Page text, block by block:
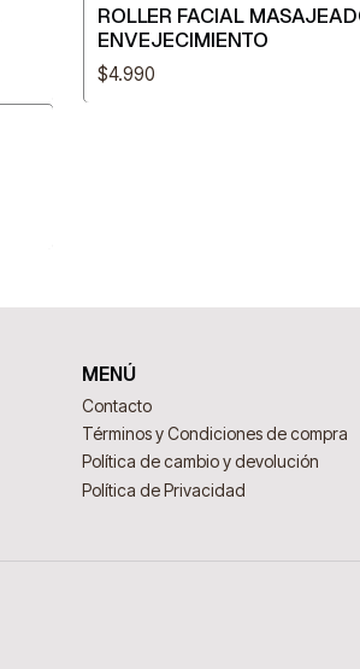
ROLLER FACIAL
ENVEJECIMIENTO
$4.990
MENÚ
Contacto
Términos y Condiciones de compra
Política de cambio y devolución
Política de Privacidad